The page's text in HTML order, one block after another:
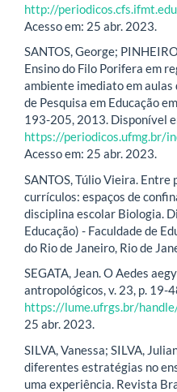
http://
Acesso em: 25 abr. 2023.
SANTOS, George;
Ensino do Filo Porifera em
ambiente imediato em
de Pesquisa em Educação
193-205, 2013. Disponível
https://periodicos.ufmg.br/
Acesso em: 25 abr. 2023.
SANTOS, Túlio Vieira. Entre
currículos: espaços de
disciplina escolar Biologia.
Educação) - Faculdade de
do Rio de Janeiro, Rio de
SEGATA, Jean. O Aedes
antropológicos, v. 23, p. 19-
https://lume.ufrgs.br/
25 abr. 2023.
SILVA, Vanessa; SILVA,
diferentes estratégias no
uma experiência. Revista